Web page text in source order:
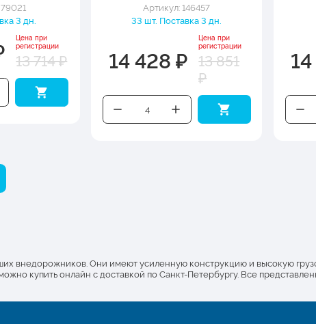
3 дн.
Цена при
регистрации
13 714 ₽
Артикул: 146457
33 шт. Поставка 3 дн.
14 428 ₽
Цена при
регистрации
13 851
₽
внедорожников. Они имеют усиленную конструкцию и высокую
купить онлайн с доставкой по Санкт-Петербургу. Все